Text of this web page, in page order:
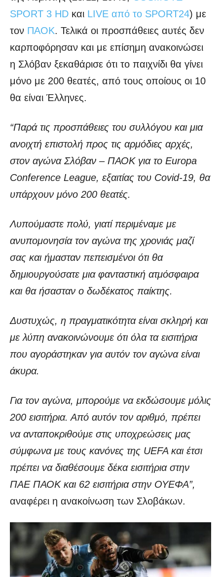
SPORT 3 HD και LIVE από το SPORT24) με
τον ΠΑΟΚ. Τελικά οι προσπάθειες αυτές δεν
καρποφόρησαν και με επίσημη ανακοινώσει
η Σλόβαν ξεκαθάρισε ότι το παιχνίδι θα γίνει
μόνο με 200 θεατές, από τους οποίους οι 10
θα είναι Έλληνες.
“Παρά τις προσπάθειες του συλλόγου και μια
ανοιχτή επιστολή προς τις αρμόδιες αρχές,
στον αγώνα Σλόβαν – ΠΑΟΚ για το Europa
Conference League, εξαιτίας του Covid-19, θα
υπάρχουν μόνο 200 θεατές.
Λυπούμαστε πολύ, γιατί περιμέναμε με
ανυπομονησία τον αγώνα της χρονιάς μαζί
σας και ήμασταν πεπεισμένοι ότι θα
δημιουργούσατε μια φανταστική ατμόσφαιρα
και θα ήσασταν ο δωδέκατος παίκτης.
Δυστυχώς, η πραγματικότητα είναι σκληρή και
με λύπη ανακοινώνουμε ότι όλα τα εισιτήρια
που αγοράστηκαν για αυτόν τον αγώνα είναι
άκυρα.
Για τον αγώνα, μπορούμε να εκδώσουμε μόλις
200 εισιτήρια. Από αυτόν τον αριθμό, πρέπει
να ανταποκριθούμε στις υποχρεώσεις μας
σύμφωνα με τους κανόνες της UEFA και έτσι
πρέπει να διαθέσουμε δέκα εισιτήρια στην
ΠΑΕ ΠΑΟΚ και 62 εισιτήρια στην ΟΥΕΦΑ”,
αναφέρει η ανακοίνωση των Σλοβάκων.